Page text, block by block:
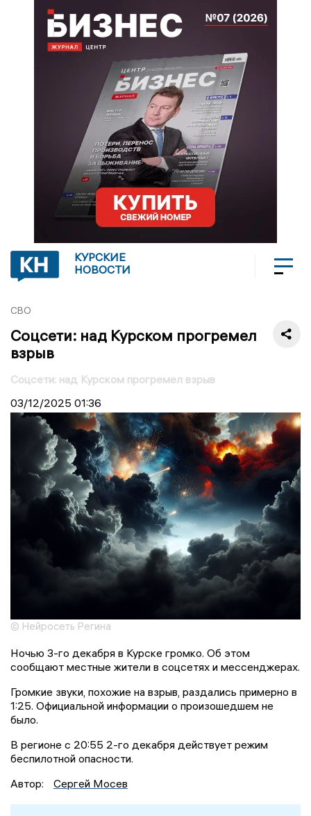
КУРСКИЕ
НОВОСТИ
СВО
Соцсети: над Курском прогремел
взрыв
Соцсети: над Курском прогремел взрыв
03/12/2025 01:36
© Нейросеть Регина
Ночью 3-го декабря в Курске громко. Об этом
сообщают местные жители в соцсетях и мессенджерах.
Громкие звуки, похожие на взрыв, раздались примерно в
1:25. Официальной информации о произошедшем не
было.
В регионе с 20:55 2-го декабря действует режим
беспилотной опасности.
Автор:
Сергей Мосев